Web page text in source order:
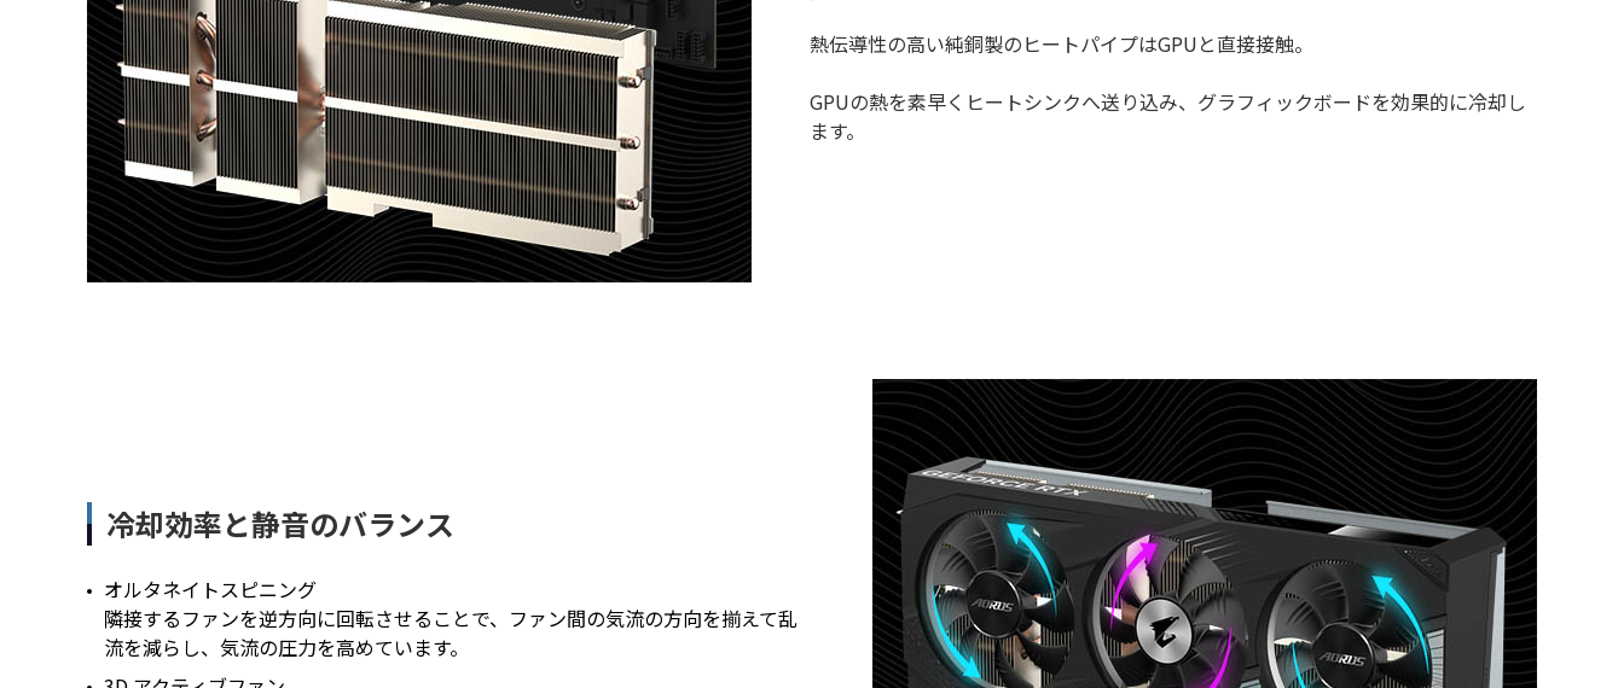
熱伝導性の高い純銅製のヒートパイプはGPUと直接接触。
GPUの熱を素早くヒートシンクへ送り込み、グラフィックボードを効果的に冷却し
ます。
冷却効率と静音のバランス
オルタネイトスピニング
隣接するファンを逆方向に回転させることで、ファン間の気流の方向を揃えて乱
流を減らし、気流の圧力を高めています。